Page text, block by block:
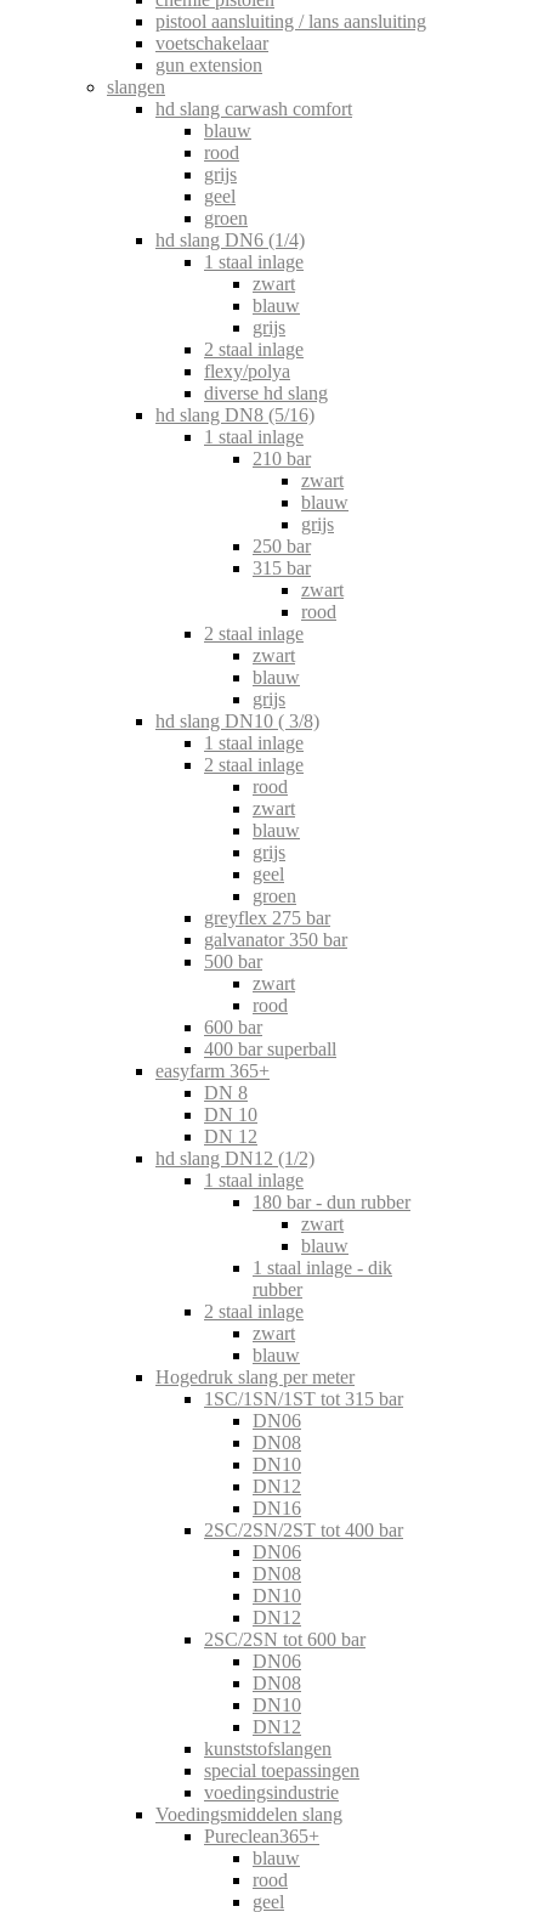
pistool aansluiting / lans aansluiting
voetschakelaar
gun extension
slangen
hd slang carwash comfort
blauw
rood
grijs
geel
groen
hd slang DN6 (1/4)
1 staal inlage
zwart
blauw
grijs
2 staal inlage
flexy/polya
diverse hd slang
hd slang DN8 (5/16)
1 staal inlage
210 bar
zwart
blauw
grijs
250 bar
315 bar
zwart
rood
2 staal inlage
zwart
blauw
grijs
hd slang DN10 ( 3/8)
1 staal inlage
2 staal inlage
rood
zwart
blauw
grijs
geel
groen
greyflex 275 bar
galvanator 350 bar
500 bar
zwart
rood
600 bar
400 bar superball
easyfarm 365+
DN 8
DN 10
DN 12
hd slang DN12 (1/2)
1 staal inlage
180 bar - dun rubber
zwart
blauw
1 staal inlage - dik
rubber
2 staal inlage
zwart
blauw
Hogedruk slang per meter
1SC/1SN/1ST tot 315 bar
DN06
DN08
DN10
DN12
DN16
2SC/2SN/2ST tot 400 bar
DN06
DN08
DN10
DN12
2SC/2SN tot 600 bar
DN06
DN08
DN10
DN12
kunststofslangen
special toepassingen
voedingsindustrie
Voedingsmiddelen slang
Pureclean365+
blauw
rood
geel